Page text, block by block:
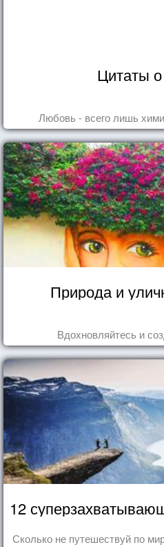
Цитаты
Любовь - всего лишь
Природа и
Вдохновляйтесь и
12
Сколько не путешествуй по